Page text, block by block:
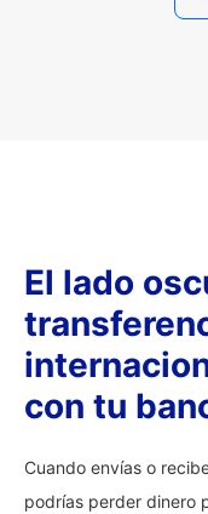
El lado
con tu
Cuando envías o
podrías perder dinero